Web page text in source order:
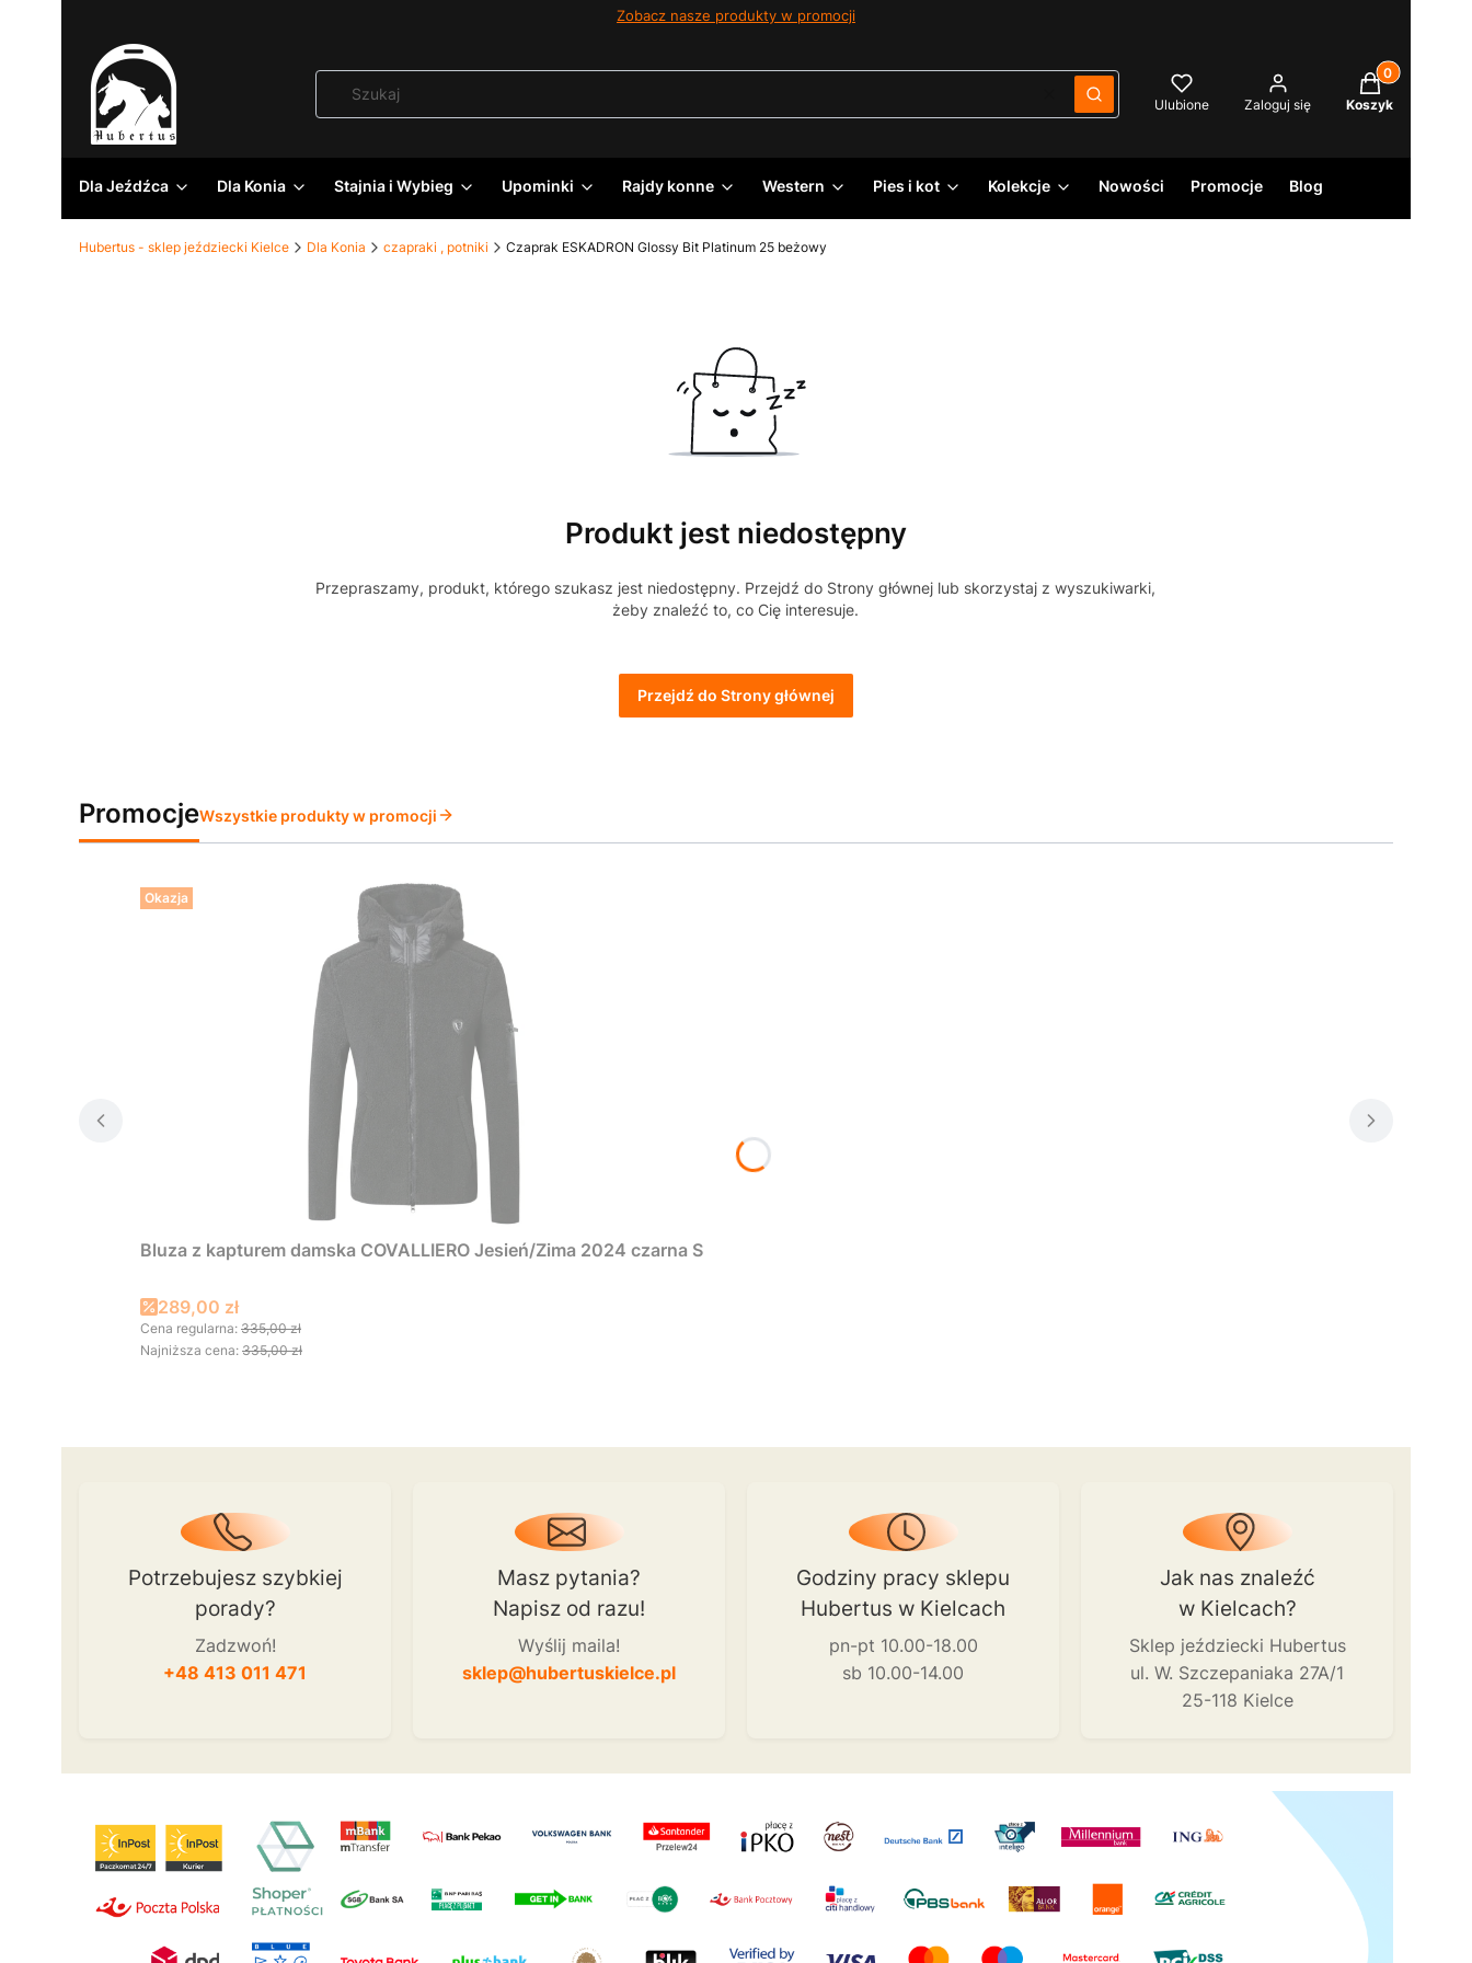
Zobacz nasze produkty w promocji
WyczyśćSzukaj Ulubione Zaloguj się
Produkty w
Koszyk
Dla Jeźdźca Dla Konia Stajnia i Wybieg Upominki Rajdy konne Western Pies i kot Kolekcje Nowości Promocje Blog
Hubertus - sklep jeździecki Kielce Dla Konia czapraki , potniki Czaprak ESKADRON Glossy Bit Platinum 25 beżowy
Produkt jest niedostępny
Przepraszamy, produkt, którego szukasz jest niedostępny. Przejdź do Strony głównej lub skorzystaj z wyszukiwarki,
żeby znaleźć to, co Cię interesuje.
Przejdź do Strony głównej
PromocjeWszystkie produkty w promocji
Okazja
Bluza z kapturem damska COVALLIERO Jesień/Zima 2024 czarna S
Cena promocyjna
289,00 zł
Cena regularna: 335,00 zł
Najniższa cena: 335,00 zł
Potrzebujesz szybkiej
porady?
Zadzwoń!
+48 413 011 471
Masz pytania?
Napisz od razu!
Wyślij maila!
sklep@hubertuskielce.pl
Godziny pracy sklepu
Hubertus w Kielcach
pn-pt 10.00-18.00
sb 10.00-14.00
Jak nas znaleźć
w Kielcach?
Sklep jeździecki Hubertus
ul. W. Szczepaniaka 27A/1
25-118 Kielce